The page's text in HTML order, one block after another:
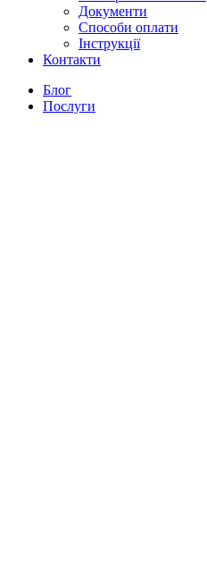
Документи
Способи оплати
Інструкції
Контакти
Блог
Послуги